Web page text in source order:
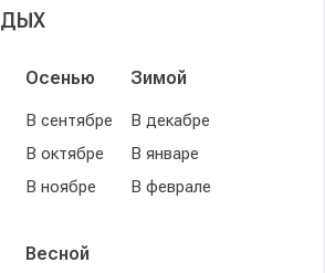
Осенью
В сентябре
В октябре
В ноябре
Зимой
В декабре
В январе
В феврале
Весной